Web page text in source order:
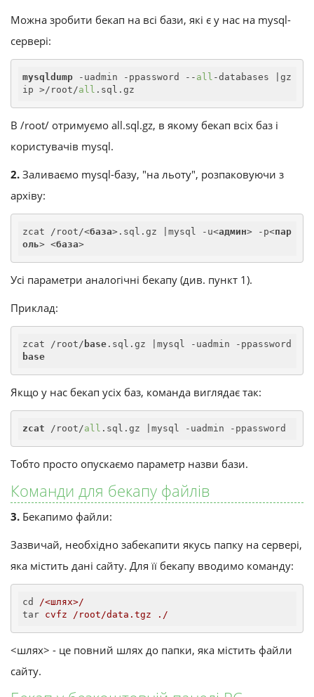
Можна зробити бекап на всі бази, які є у нас на mysql-
сервері:
mysqldump -uadmin -ppassword -- all -databases |gz
ip >/root/all .sql.gz
В /root/ отримуємо all.sql.gz, в якому бекап всіх баз і
користувачів mysql.
2.Заливаємо mysql-базу, "на льоту", розпаковуючи з
архіву:
zcat /root/<база> .sql.gz |mysql -u<админ> -p<пар
оль> <база>
Усі параметри аналогічні бекапу (див. пункт 1).
Приклад:
zcat /root/ base
base
Якщо у нас бекап усіх баз, команда виглядає так:
zcat /root/all .sql.gz |mysql -uadmin -ppassword
Тобто просто опускаємо параметр назви бази.
Команди для бекапу файлів
3. Бекапимо файли:
Зазвичай, необхідно забекапити якусь папку на сервері,
яка містить дані сайту. Для її бекапу вводимо команду:
cd
/<шлях>/
tar cvfz /root/data.tgz ./
<шлях> - це повний шлях до папки, яка містить файли
сайту.